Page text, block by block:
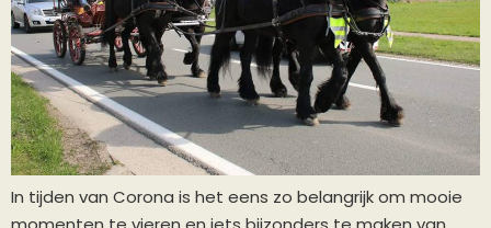
In tijden van Corona is het eens zo belangrijk om mooie